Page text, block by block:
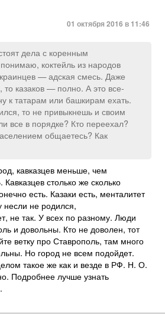
01 октября 2016 в 11:46
дела с коренным
коктейль из народов
— адская смесь. Даже
казаков — полно. А это все-
к татарам или башкирам ехать.
то не привыкнешь и своим
все в порядке? Кто переехал?
общаетесь? Как
кавказцев меньше, чем
столько же сколько
есть. Казаки есть, менталитет
несли не родился,
не так. У всех по разному. Люди
и довольны. Кто не доволен, тот
ветку про Ставрополь, там много
Но город не всем подойдет.
такое же как и везде в РФ. Н. О.
Подробнее лучше узнать